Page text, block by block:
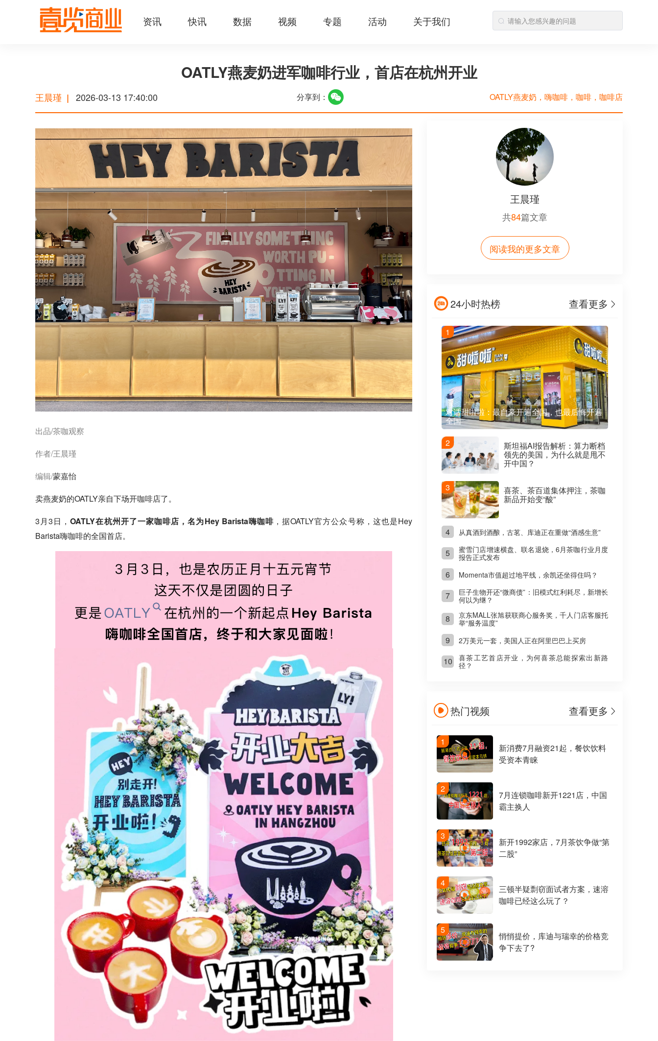
资讯 快讯 数据 视频 专题 活动 关于我们
OATLY燕麦奶进军咖啡行业，首店在杭州开业
王晨瑾 | 2026-03-13 17:40:00 分享到： OATLY燕麦奶，嗨咖啡，咖啡，咖啡店
出品/茶咖观察
作者/王晨瑾
编辑/蒙嘉怡
卖燕麦奶的OATLY亲自下场开咖啡店了。
3月3日，OATLY在杭州开了一家咖啡店，名为Hey Barista嗨咖啡，据OATLY官方公众号称，这也是Hey
Barista嗨咖啡的全国首店。
王晨瑾
共84篇文章
阅读我的更多文章
24小时热榜 查看更多
对话甜啦啦：最自豪开遍全国，也最后悔开遍
全国
1
斯坦福AI报告解析：算力断档
领先的美国，为什么就是甩不
开中国？
2
喜茶、茶百道集体押注，茶咖
新品开始变“酸”
3
4 从真酒到酒酿，古茗、库迪正在重做“酒感生意”
5
蜜雪门店增速横盘、联名退烧，6月茶咖行业月度
报告正式发布
6 Momenta市值超过地平线，余凯还坐得住吗？
7
巨子生物开还“微商债”：旧模式红利耗尽，新增长
何以为继？
8
京东MALL张旭获联商心服务奖，千人门店客服托
举“服务温度”
9 2万美元一套，美国人正在阿里巴巴上买房
10
喜茶工艺首店开业，为何喜茶总能探索出新路
径？
热门视频 查看更多
1
新消费7月融资21起，餐饮饮料
受资本青睐
2
7月连锁咖啡新开1221店，中国
霸主换人
3
新开1992家店，7月茶饮争做“第
二股”
4
三顿半疑剽窃面试者方案，速溶
咖啡已经这么玩了？
5
悄悄提价，库迪与瑞幸的价格竞
争下去了?